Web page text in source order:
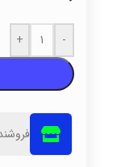
-
+